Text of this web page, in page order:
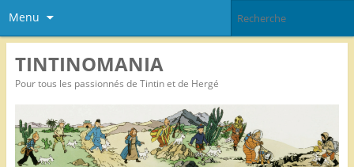
Menu
TINTINOMANIA
Pour tous les passionnés de Tintin et de Hergé